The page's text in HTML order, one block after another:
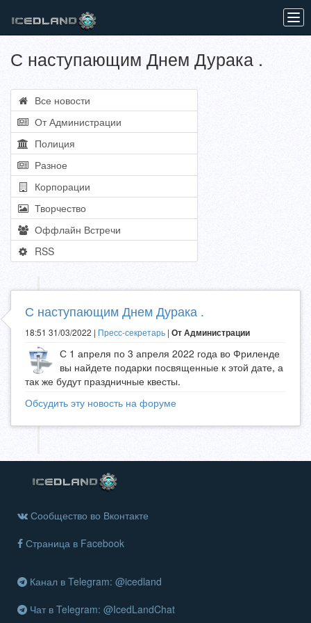
С наступающим Днем Дурака .
Все новости
От Администрации
Полиция
Разное
Корпорации
Творчество
Оффлайн Встречи
RSS
С наступающим Днем Дурака .
18:51 31/03/2022 | Пресс-секретарь | От Администрации
С 1 апреля по 3 апреля 2022 года во Фриленде
вы найдете подарки посвященные к этой дате, а
так же будут праздничные квесты.
Обсудить эту новость на форуме
Сообщество во Вконтакте
Страница в Facebook
Канал в Telegram: @icedland
Чат в Telegram: @IcedLandChat